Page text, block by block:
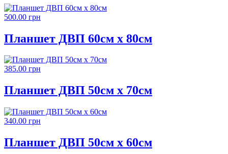
500.00 грн
Планшет ДВП 60см х 80см
385.00 грн
Планшет ДВП 50см х 70см
340.00 грн
Планшет ДВП 50см х 60см